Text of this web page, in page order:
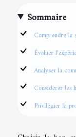
Sommaire
Comprendre la
Évaluer
Analyser la
Considérer les
Privilégier la